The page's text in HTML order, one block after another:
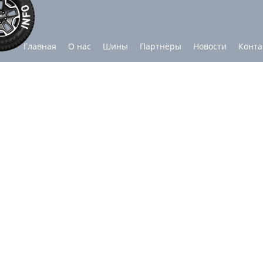
Главная О нас Шины Партнёры Новости